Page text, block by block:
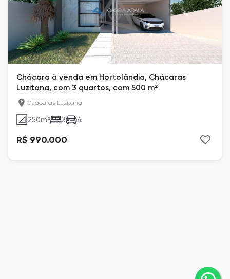
Chácara à venda em Hortolândia, Chácaras
Luzitana, com 3 quartos, com 500 m²
Chácaras Luzitana
250m² 3 4
R$ 990.000